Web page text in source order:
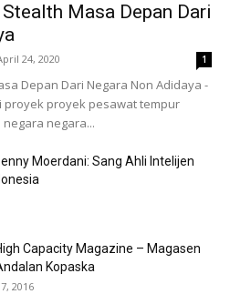
Masa Depan Dari
24, 2020 1
Depan Dari Negara Non Adidaya -
proyek proyek pesawat tempur
negara...
Moerdani: Sang Ahli Intelijen
Capacity Magazine – Magasen
Kopaska
2016